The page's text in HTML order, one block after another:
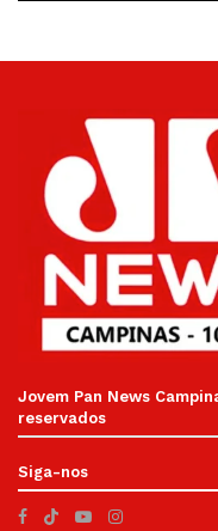
Jovem Pan News
reservados
Siga-nos